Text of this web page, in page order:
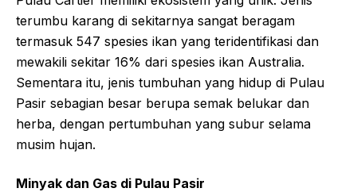
terumbu karang di sekitarnya sangat beragam
termasuk 547 spesies ikan yang teridentifikasi dan
mewakili sekitar 16% dari spesies ikan Australia.
Sementara itu, jenis tumbuhan yang hidup di Pulau
Pasir sebagian besar berupa semak belukar dan
herba, dengan pertumbuhan yang subur selama
musim hujan.
Minyak dan Gas di Pulau Pasir